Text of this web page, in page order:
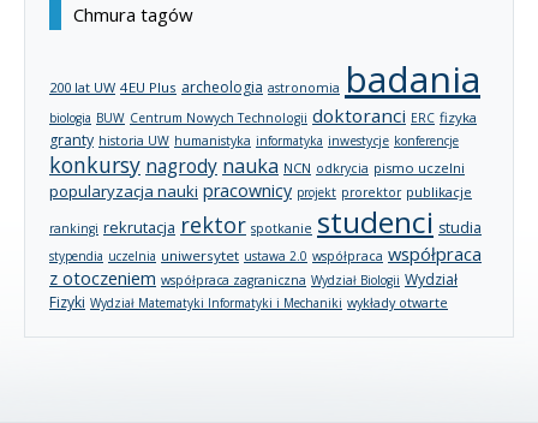
Chmura tagów
200 lat UW 4EU Plus archeologia astronomia badania
biologia BUW Centrum Nowych Technologii doktoranci ERC fizyka
granty historia UW humanistyka informatyka inwestycje konferencje
konkursy nagrody nauka NCN odkrycia pismo uczelni
popularyzacja nauki pracownicy projekt prorektor publikacje
rankingi rekrutacja rektor spotkanie studenci studia
stypendia uczelnia uniwersytet ustawa 2.0 współpraca współpraca
z otoczeniem współpraca zagraniczna Wydział Biologii Wydział
Fizyki Wydział Matematyki Informatyki i Mechaniki wykłady otwarte